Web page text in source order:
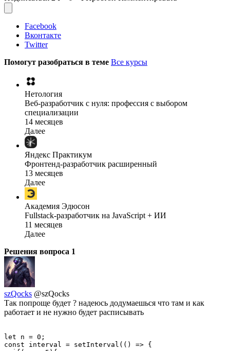
Facebook
Вконтакте
Twitter
Помогут разобраться в теме Все курсы
Нетология
Веб-разработчик с нуля: профессия с выбором
специализации
14 месяцев
Далее
Яндекс Практикум
Фронтенд-разработчик расширенный
13 месяцев
Далее
Академия Эдюсон
Fullstack-разработчик на JavaScript + ИИ
11 месяцев
Далее
Решения вопроса 1
szQocks @szQocks
Так попроще будет ? надеюсь додумаешься что там и как
работает и не нужно будет расписывать
let n = 0;
const interval = setInterval(() => {